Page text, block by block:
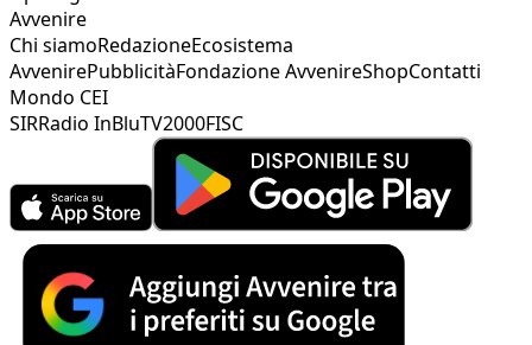
Avvenire
Chi siamoRedazioneEcosistema
AvvenirePubblicitàFondazione AvvenireShopContatti
Mondo CEI
SIRRadio InBluTV2000FISC